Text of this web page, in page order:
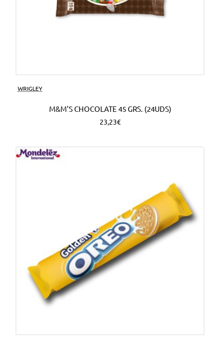
WRIGLEY
M&M'S CHOCOLATE 45 GRS. (24UDS)
23,23€